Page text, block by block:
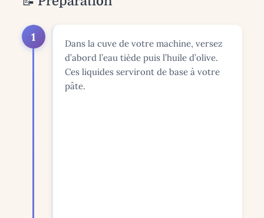
1
Dans la cuve de votre machine, versez
d’abord l’eau tiède puis l’huile d’olive.
Ces liquides serviront de base à votre
pâte.